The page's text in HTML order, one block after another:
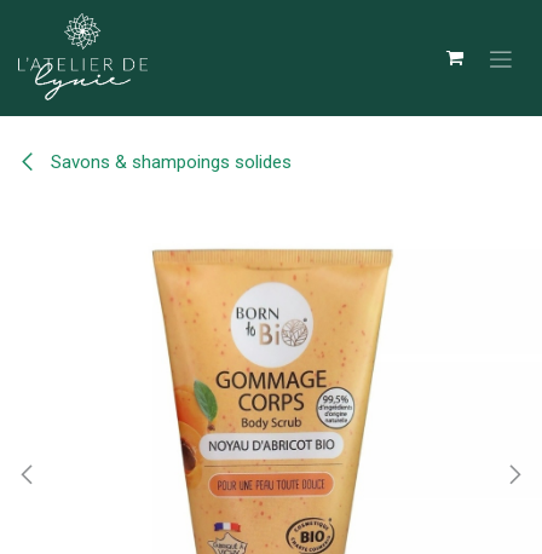
Se rendre au contenu
Savons & shampoings solides